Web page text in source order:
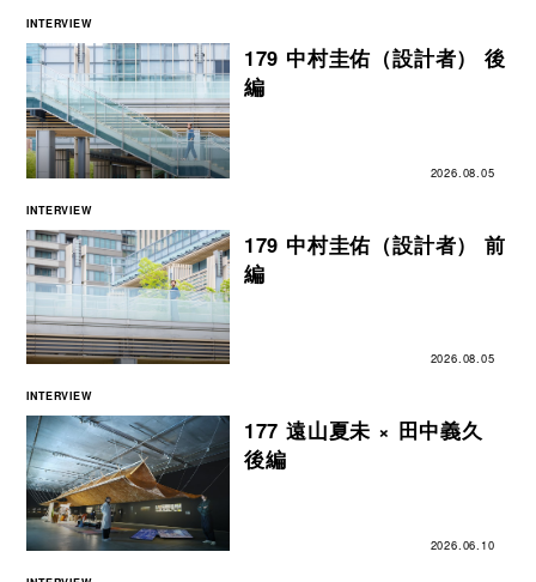
INTERVIEW
179 中村圭佑（設計者） 後
編
2026.08.05
INTERVIEW
179 中村圭佑（設計者） 前
編
2026.08.05
INTERVIEW
177 遠山夏未 × 田中義久
後編
2026.06.10